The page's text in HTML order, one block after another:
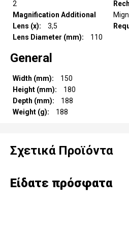
2
Magnification Additional
Lens (x)
3,5
Lens Diameter (mm)
110
General
Width (mm)
150
Height (mm)
180
Depth (mm)
188
Weight (g)
188
Σχετικά Προϊόντα
Είδατε πρόσφατα